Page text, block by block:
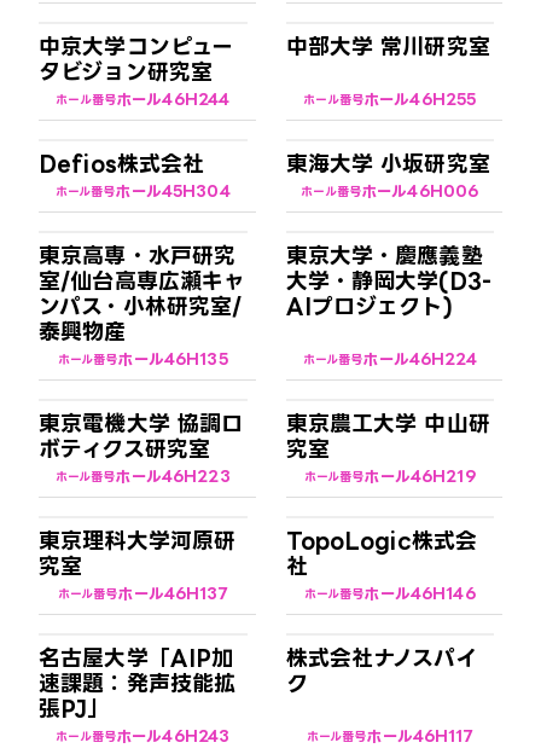
中京大学コンピュー
タビジョン研究室
ホール番号ホール46H244
中部大学 常川研究室
ホール番号ホール46H255
Defios株式会社
ホール番号ホール45H304
東海大学 小坂研究室
ホール番号ホール46H006
東京高専・水戸研究
室/仙台高専広瀬キャ
ンパス・小林研究室/
泰興物産
ホール番号ホール46H135
東京大学・慶應義塾
大学・静岡大学(D3-
AIプロジェクト)
ホール番号ホール46H224
東京電機大学 協調ロ
ボティクス研究室
ホール番号ホール46H223
東京農工大学 中山研
究室
ホール番号ホール46H219
東京理科大学河原研
究室
ホール番号ホール46H137
TopoLogic株式会
社
ホール番号ホール46H146
名古屋大学「AIP加
速課題：発声技能拡
張PJ」
ホール番号ホール46H243
株式会社ナノスパイ
ク
ホール番号ホール46H117